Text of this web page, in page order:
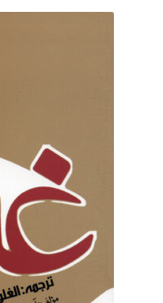
ثبت شکایات
حساب کاربری من